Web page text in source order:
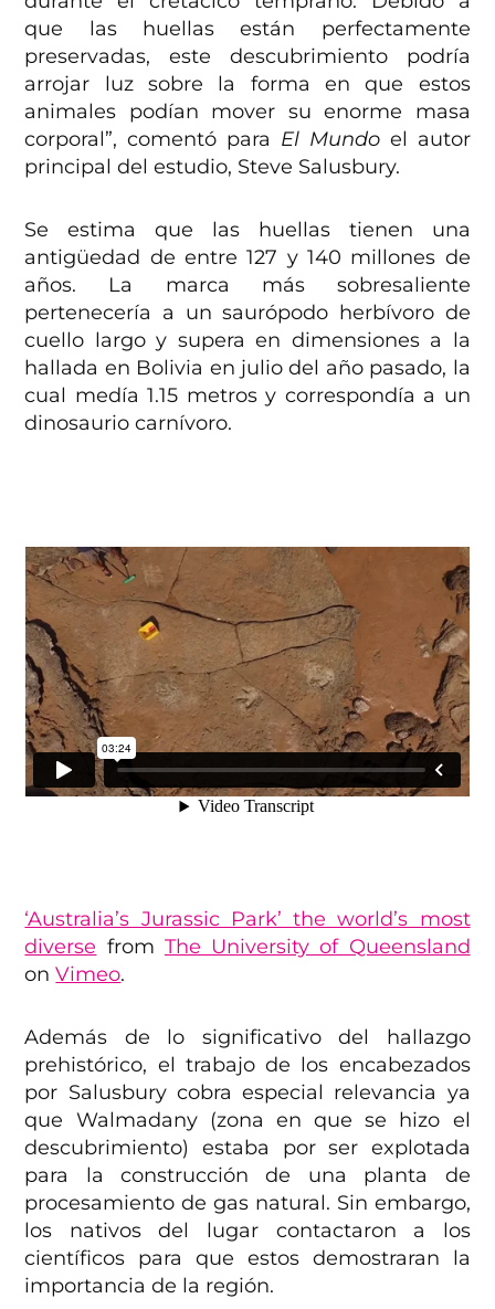
que las huellas están perfectamente
preservadas, este descubrimiento podría
arrojar luz sobre la forma en que estos
animales podían mover su enorme masa
corporal”, comentó para El Mundoel autor
principal del estudio, Steve Salusbury.
Se estima que las huellas tienen una
antigüedad de entre 127 y 140 millones de
años. La marca más sobresaliente
pertenecería a un saurópodo herbívoro de
cuello largo y supera en dimensiones a la
hallada en Bolivia en julio del año pasado, la
cual medía 1.15 metros y correspondía a un
dinosaurio carnívoro.
‘Australia’s Jurassic Park’ the world’s most
diverse from The University of Queensland
onVimeo.
Además de lo significativo del hallazgo
prehistórico, el trabajo de los encabezados
por Salusbury cobra especial relevancia ya
que Walmadany (zona en que se hizo el
descubrimiento) estaba por ser explotada
para la construcción de una planta de
procesamiento de gas natural. Sin embargo,
los nativos del lugar contactaron a los
científicos para que estos demostraran la
importancia de la región.